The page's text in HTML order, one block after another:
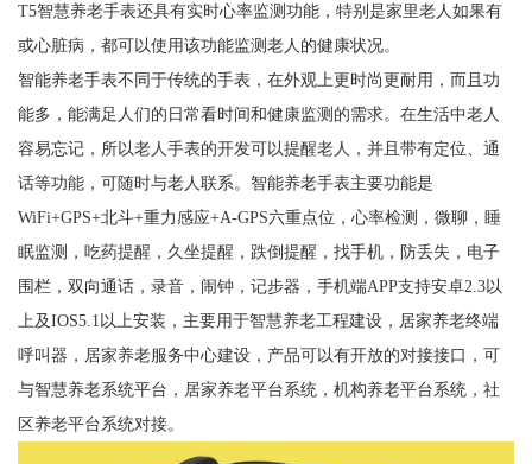
T5智慧养老手表还具有实时心率监测功能，特别是家里老人如果有
或心脏病，都可以使用该功能监测老人的健康状况。
智能养老手表不同于传统的手表，在外观上更时尚更耐用，而且功
能多，能满足人们的日常看时间和健康监测的需求。在生活中老人
容易忘记，所以老人手表的开发可以提醒老人，并且带有定位、通
话等功能，可随时与老人联系。智能养老手表主要功能是
WiFi+GPS+北斗+重力感应+A-GPS六重点位，心率检测，微聊，睡
眠监测，吃药提醒，久坐提醒，跌倒提醒，找手机，防丢失，电子
围栏，双向通话，录音，闹钟，记步器，手机端APP支持安卓2.3以
上及IOS5.1以上安装，主要用于智慧养老工程建设，居家养老终端
呼叫器，居家养老服务中心建设，产品可以有开放的对接接口，可
与智慧养老系统平台，居家养老平台系统，机构养老平台系统，社
区养老平台系统对接。